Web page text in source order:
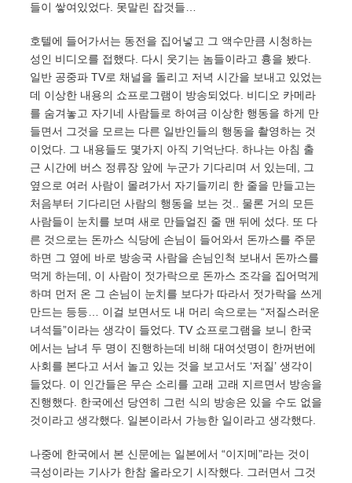
들이 쌓여있었다. 못말린 잡것들…
호텔에 들어가서는 동전을 집어넣고 그 액수만큼 시청하는
성인 비디오를 접했다. 다시 웃기는 놈들이라고 흉을 봤다.
일반 공중파 TV로 채널을 돌리고 저녁 시간을 보내고 있었는
데 이상한 내용의 쇼프로그램이 방송되었다. 비디오 카메라
를 숨겨놓고 자기네 사람들로 하여금 이상한 행동을 하게 만
들면서 그것을 모르는 다른 일반인들의 행동을 촬영하는 것
이었다. 그 내용들도 몇가지 아직 기억난다. 하나는 아침 출
근 시간에 버스 정류장 앞에 누군가 기다리며 서 있는데, 그
옆으로 여러 사람이 몰려가서 자기들끼리 한 줄을 만들고는
처음부터 기다리던 사람의 행동을 보는 것.. 물론 거의 모든
사람들이 눈치를 보며 새로 만들얼진 줄 맨 뒤에 섰다. 또 다
른 것으로는 돈까스 식당에 손님이 들어와서 돈까스를 주문
하면 그 옆에 바로 방송국 사람을 손님인척 보내서 돈까스를
먹게 하는데, 이 사람이 젓가락으로 돈까스 조각을 집어먹게
하며 먼저 온 그 손님이 눈치를 보다가 따라서 젓가락을 쓰게
만드는 등등… 이걸 보면서도 내 머리 속으로는 “저질스러운
녀석들”이라는 생각이 들었다. TV 쇼프로그램을 보니 한국
에서는 남녀 두 명이 진행하는데 비해 대여섯명이 한꺼번에
사회를 본다고 서서 놀고 있는 것을 보고서도 ‘저질’ 생각이
들었다. 이 인간들은 무슨 소리를 고래 고래 지르면서 방송을
진행했다. 한국에선 당연히 그런 식의 방송은 있을 수도 없을
것이라고 생각했다. 일본이라서 가능한 일이라고 생각했다.
나중에 한국에서 본 신문에는 일본에서 “이지메”라는 것이
극성이라는 기사가 한참 올라오기 시작했다. 그러면서 그것